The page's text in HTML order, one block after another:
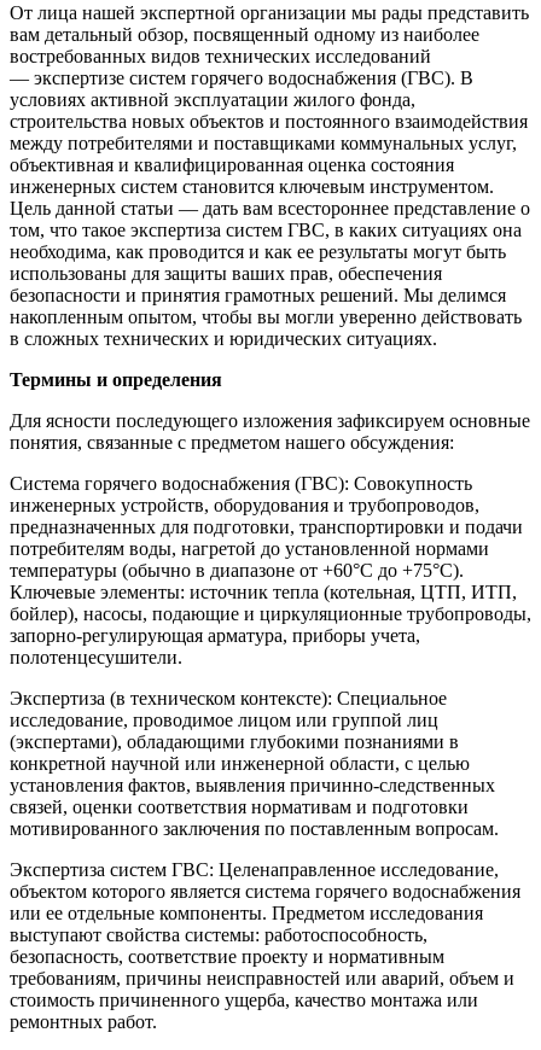
От лица нашей экспертной организации мы рады представить
вам детальный обзор, посвященный одному из наиболее
востребованных видов технических исследований
— экспертизе систем горячего водоснабжения (ГВС). В
условиях активной эксплуатации жилого фонда,
строительства новых объектов и постоянного взаимодействия
между потребителями и поставщиками коммунальных услуг,
объективная и квалифицированная оценка состояния
инженерных систем становится ключевым инструментом.
Цель данной статьи — дать вам всестороннее представление о
том, что такое экспертиза систем ГВС, в каких ситуациях она
необходима, как проводится и как ее результаты могут быть
использованы для защиты ваших прав, обеспечения
безопасности и принятия грамотных решений. Мы делимся
накопленным опытом, чтобы вы могли уверенно действовать
в сложных технических и юридических ситуациях.
Термины и определения
Для ясности последующего изложения зафиксируем основные
понятия, связанные с предметом нашего обсуждения:
Система горячего водоснабжения (ГВС): Совокупность
инженерных устройств, оборудования и трубопроводов,
предназначенных для подготовки, транспортировки и подачи
потребителям воды, нагретой до установленной нормами
температуры (обычно в диапазоне от +60°C до +75°C).
Ключевые элементы: источник тепла (котельная, ЦТП, ИТП,
бойлер), насосы, подающие и циркуляционные трубопроводы,
запорно-регулирующая арматура, приборы учета,
полотенцесушители.
Экспертиза (в техническом контексте): Специальное
исследование, проводимое лицом или группой лиц
(экспертами), обладающими глубокими познаниями в
конкретной научной или инженерной области, с целью
установления фактов, выявления причинно-следственных
связей, оценки соответствия нормативам и подготовки
мотивированного заключения по поставленным вопросам.
Экспертиза систем ГВС: Целенаправленное исследование,
объектом которого является система горячего водоснабжения
или ее отдельные компоненты. Предметом исследования
выступают свойства системы: работоспособность,
безопасность, соответствие проекту и нормативным
требованиям, причины неисправностей или аварий, объем и
стоимость причиненного ущерба, качество монтажа или
ремонтных работ.